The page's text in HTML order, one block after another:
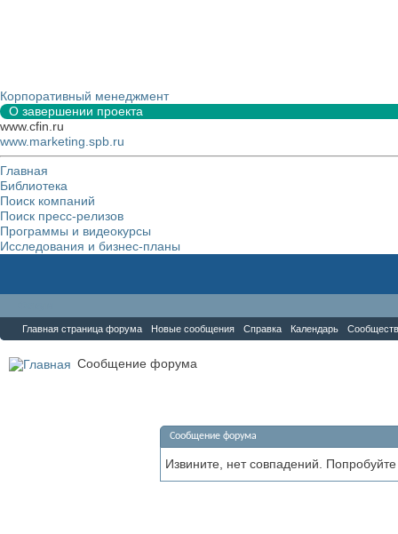
Корпоративный менеджмент
О завершении проекта
www.cfin.ru
www.marketing.spb.ru
Главная
Библиотека
Поиск компаний
Поиск пресс-релизов
Программы и видеокурсы
Исследования и бизнес-планы
Главная страница форума Новые сообщения Справка Календарь
Сообщение форума
Сообщение форума
Извините, нет совпадений.